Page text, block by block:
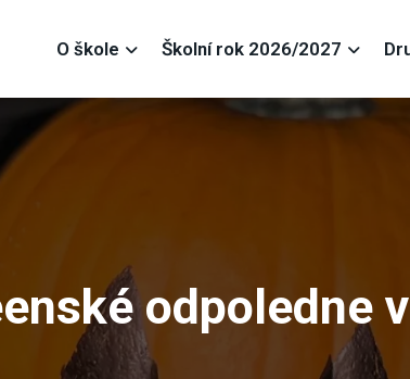
O škole Školní rok 2026/2027
odpoledne